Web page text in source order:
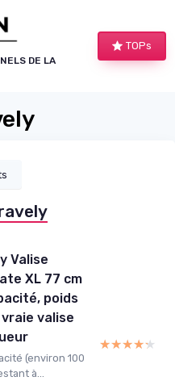
DE LA
TOPs
Valise
XL 77 cm
poids
valise
(environ 100
à...
★★★★★
★★★★★